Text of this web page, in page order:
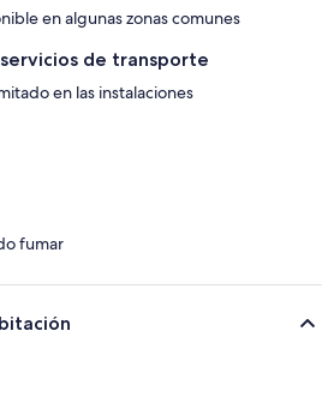
en algunas zonas comunes
de transporte
en las instalaciones
fumar